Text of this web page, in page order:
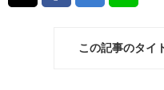
この記事のタイ